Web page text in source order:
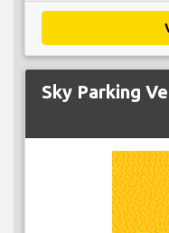
Sky Parking